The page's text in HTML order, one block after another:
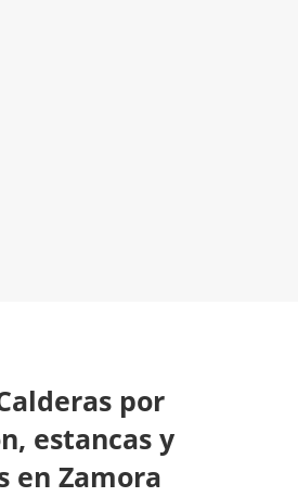
por
estancas y
en Zamora